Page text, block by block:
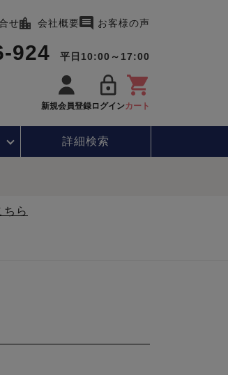
せ 会社概要 お客様の声
924 平日10:00～17:00
新規会員登録ログインカート
詳細検索
ちら